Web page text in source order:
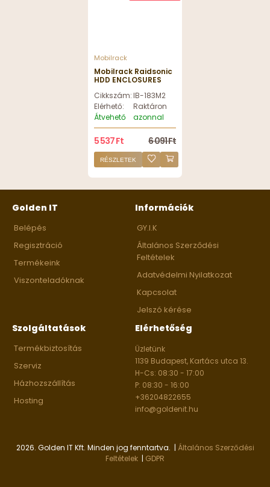
Mobilrack
Mobilrack Raidsonic
HDD ENCLOSURES
ENCLOSURE F SATA
SSD - IB-183M2
Cikkszám:IB-183M2
Elérhető:
Raktáron
Átvehető
azonnal
5 537 Ft 6 091 Ft
RÉSZLETEK
Golden IT
Belépés
Regisztráció
Termékeink
Viszonteladóknak
Információk
GY.I.K
Általános Szerződési
Feltételek
Adatvédelmi Nyilatkozat
Kapcsolat
Jelszó kérése
Szolgáltatások
Termékbiztosítás
Szerviz
Házhozszállítás
Hosting
Elérhetőség
Üzletünk
1139 Budapest, Kartács utca 13.
H-Cs: 08:30 - 17:00
P: 08:30 - 16:00
+36204822655
info@goldenit.hu
2026. Golden IT Kft. Minden jog fenntartva. | Általános Szerződési
Feltételek | GDPR